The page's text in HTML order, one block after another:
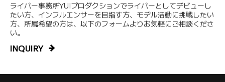
ライバー事務所YUIプロダクションでライバーとしてデビューし
たい方、インフルエンサーを目指す方、モデル活動に挑戦したい
方、所属希望の方は、以下のフォームよりお気軽にご相談くださ
い。
INQUIRY